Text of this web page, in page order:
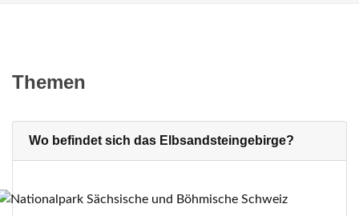
Themen
Wo befindet sich das Elbsandsteingebirge?